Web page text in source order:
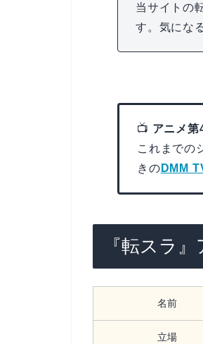
当サイトの
す。気にな
📺 アニメ第
これまでの
きの DMM
『転スラ
名前
立場